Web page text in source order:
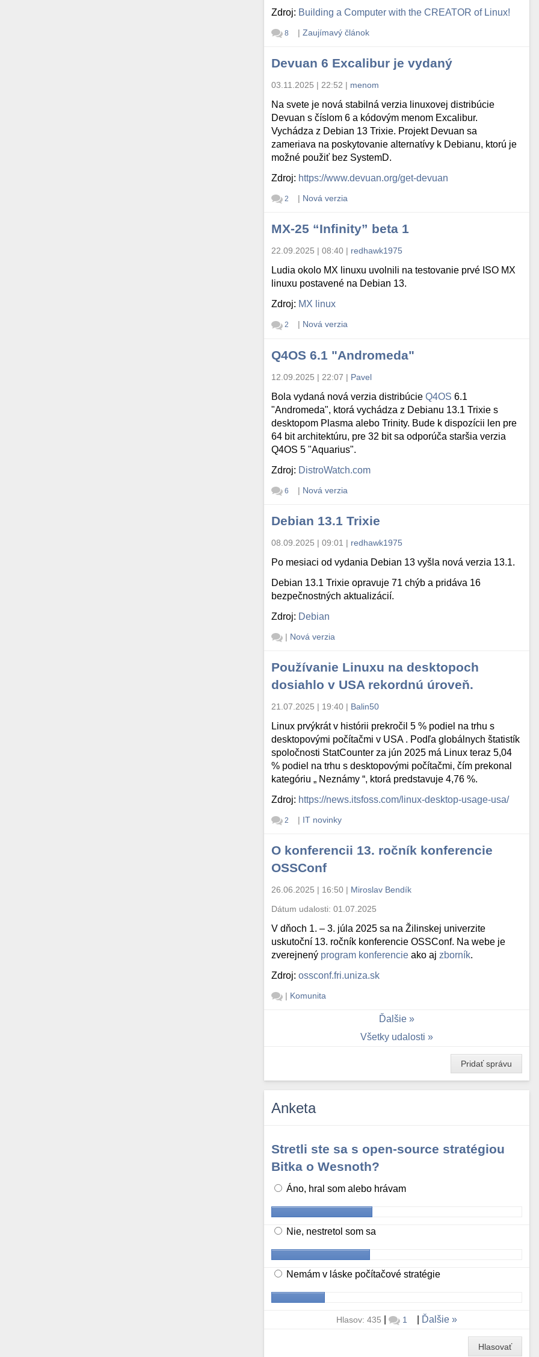
Zdroj: Building a Computer with the CREATOR of Linux!
8 | Zaujímavý článok
Devuan 6 Excalibur je vydaný
03.11.2025 | 22:52 | menom
Na svete je nová stabilná verzia linuxovej distribúcie
Devuan s číslom 6 a kódovým menom Excalibur.
Vychádza z Debian 13 Trixie. Projekt Devuan sa
zameriava na poskytovanie alternatívy k Debianu, ktorú je
možné použiť bez SystemD.
Zdroj: https://www.devuan.org/get-devuan
2 | Nová verzia
MX-25 “Infinity” beta 1
22.09.2025 | 08:40 | redhawk1975
Ludia okolo MX linuxu uvolnili na testovanie prvé ISO MX
linuxu postavené na Debian 13.
Zdroj: MX linux
2 | Nová verzia
Q4OS 6.1 "Andromeda"
12.09.2025 | 22:07 | Pavel
Bola vydaná nová verzia distribúcieQ4OS 6.1
"Andromeda", ktorá vychádza z Debianu 13.1 Trixie s
desktopom Plasma alebo Trinity. Bude k dispozícii len pre
64 bit architektúru, pre 32 bit sa odporúča staršia verzia
Q4OS 5 "Aquarius".
Zdroj: DistroWatch.com
6 | Nová verzia
Debian 13.1 Trixie
08.09.2025 | 09:01 | redhawk1975
Po mesiaci od vydania Debian 13 vyšla nová verzia 13.1.
Debian 13.1 Trixie opravuje 71 chýb a pridáva 16
bezpečnostných aktualizácií.
Zdroj: Debian
| Nová verzia
Používanie Linuxu na desktopoch
dosiahlo v USA rekordnú úroveň.
21.07.2025 | 19:40 | Balin50
Linux prvýkrát v histórii prekročil 5 % podiel na trhu s
desktopovými počítačmi v USA . Podľa globálnych štatistík
spoločnosti StatCounter za jún 2025 má Linux teraz 5,04
% podiel na trhu s desktopovými počítačmi, čím prekonal
kategóriu „ Neznámy “, ktorá predstavuje 4,76 %.
Zdroj: https://news.itsfoss.com/linux-desktop-usage-usa/
2 | IT novinky
O konferencii 13. ročník konferencie
OSSConf
26.06.2025 | 16:50 | Miroslav Bendík
Dátum udalosti:01.07.2025
V dňoch 1. – 3. júla 2025 sa na Žilinskej univerzite
uskutoční 13. ročník konferencie OSSConf. Na webe je
zverejnený program konferencie ako aj zborník.
Zdroj:ossconf.fri.uniza.sk
| Komunita
Ďalšie
Všetky udalosti
Pridať správu
Anketa
Stretli ste sa s open-source stratégiou
Bitka o Wesnoth?
Áno, hral som alebo hrávam
Nie, nestretol som sa
Nemám v láske počítačové stratégie
Hlasov: 435 | 1 Ďalšie
Hlasovať